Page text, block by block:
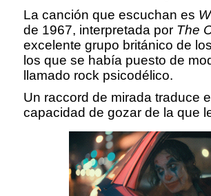
La canción que escuchan es
de 1967, interpretada por The
excelente grupo británico de
los que se había puesto de
llamado rock psicodélico.
Un raccord de mirada traduce
capacidad de gozar de la que